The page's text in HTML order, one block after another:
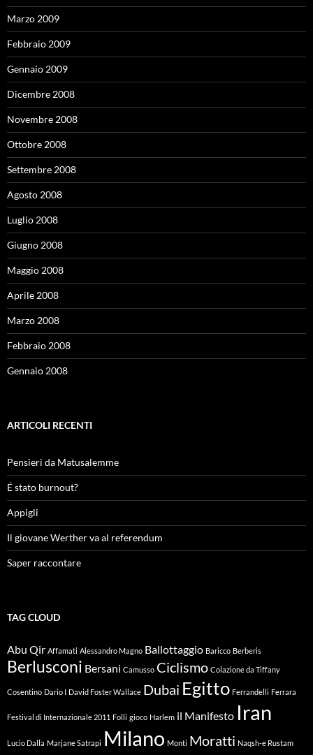
Marzo 2009
Febbraio 2009
Gennaio 2009
Dicembre 2008
Novembre 2008
Ottobre 2008
Settembre 2008
Agosto 2008
Luglio 2008
Giugno 2008
Maggio 2008
Aprile 2008
Marzo 2008
Febbraio 2008
Gennaio 2008
ARTICOLI RECENTI
Pensieri da Matusalemme
É stato burnout?
Appigli
Il giovane Werther va al referendum
Saper raccontare
TAG CLOUD
Abu Qir Affamati Alessandro Magno Ballottaggio Baricco Berberis
Berlusconi Bersani Camusso Ciclismo Colazione da Tiffany
Cosentino Dario I David Foster Wallace Dubai Egitto Ferrandelli Ferrara
Festival di Internazionale 2011 Folli gioco Harlem il Manifesto Iran
Lucio Dalla Marjane Satrapi Milano Monti Moratti Naqsh-e Rustam